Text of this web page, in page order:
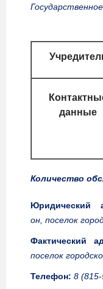
данные
Количество
Юридический
он, поселок
Фактический
поселок
Телефон: 8